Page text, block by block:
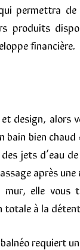
permettra
produits
financière.
design, alors
bain bien
jets d’eau
après
elle vous
à la
requiert